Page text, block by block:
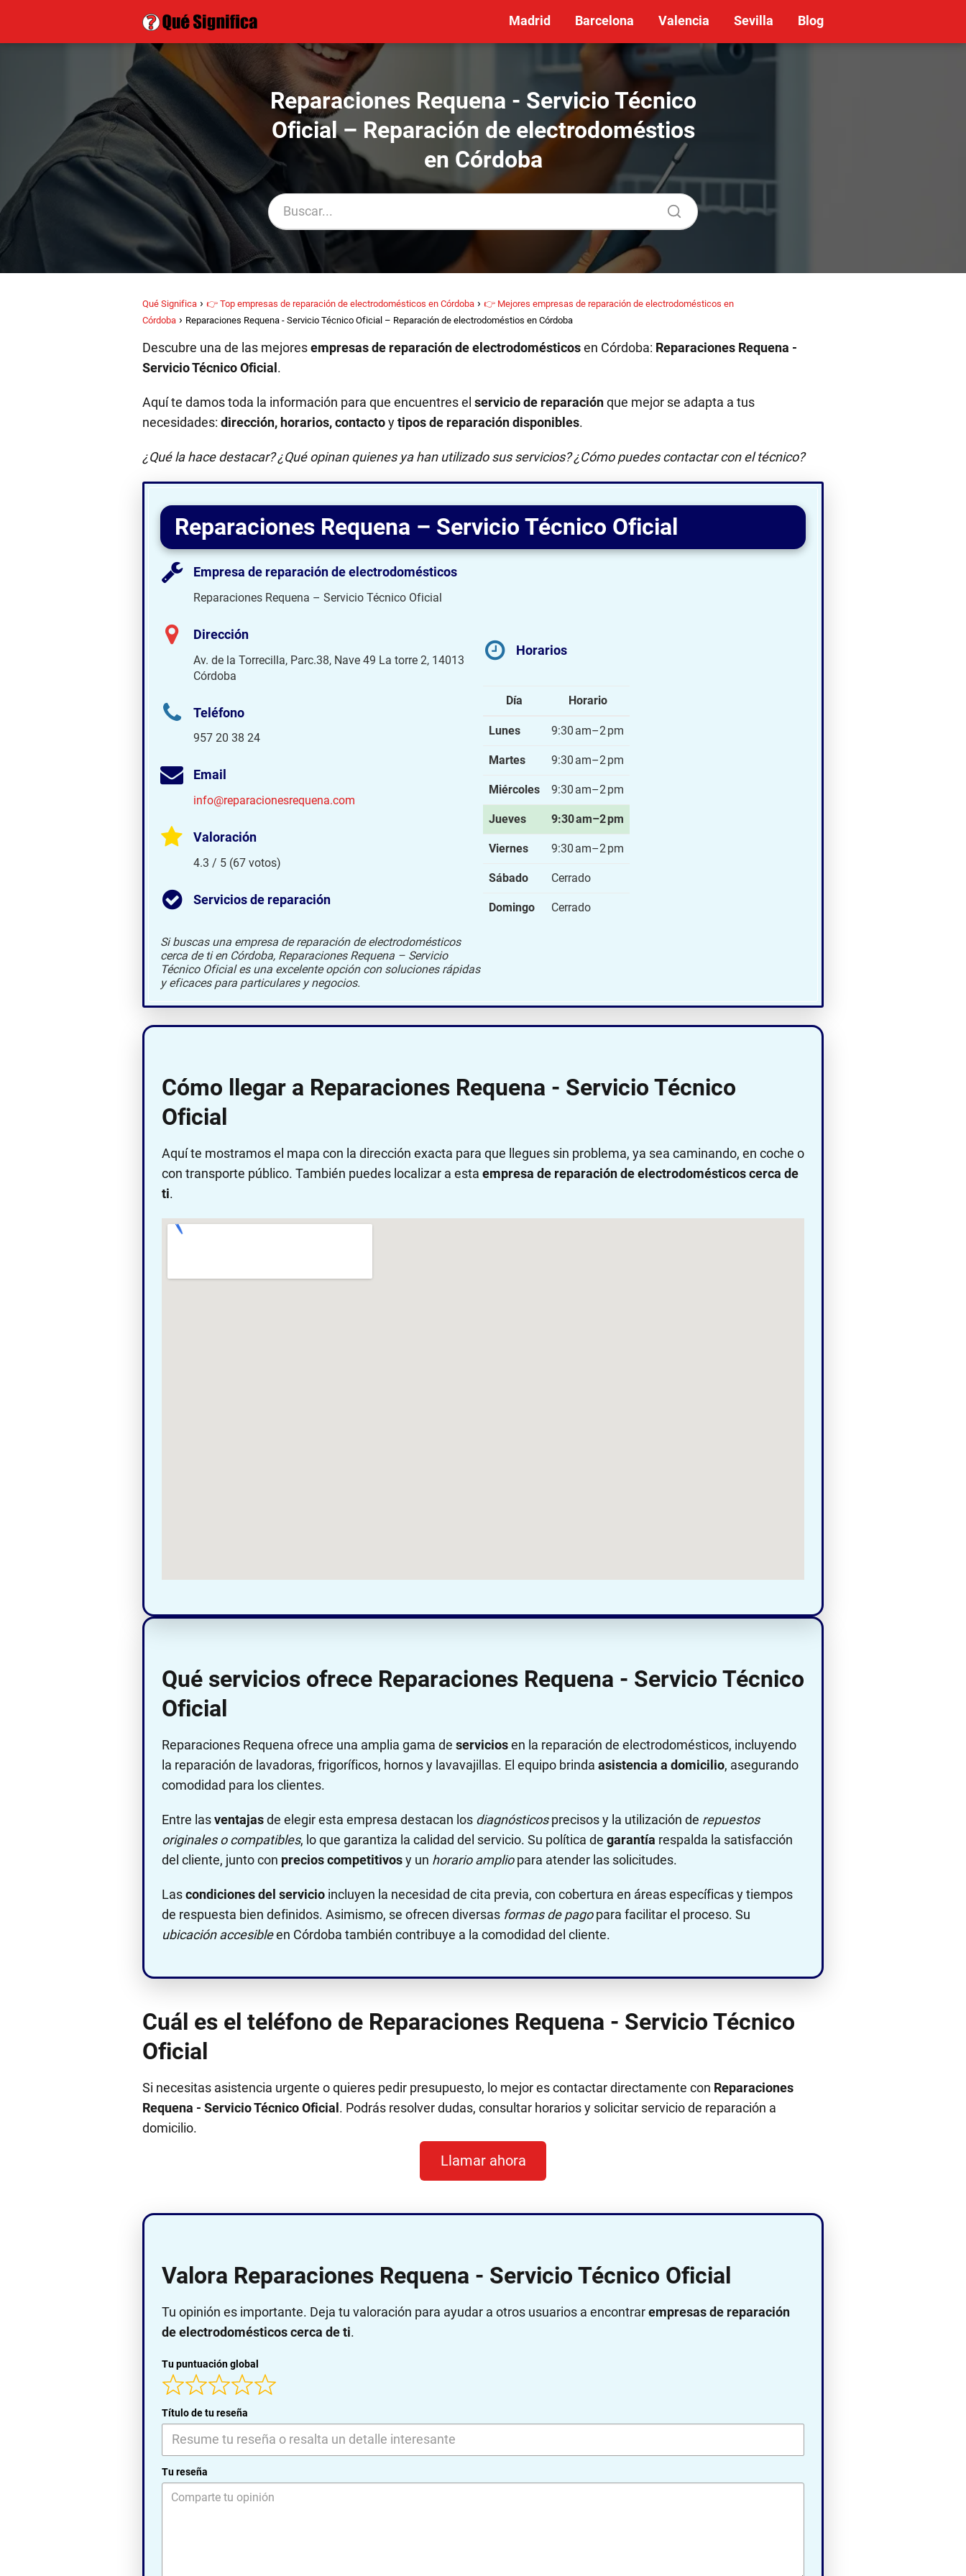
Madrid Barcelona Valencia Sevilla Blog
Reparaciones Requena - Servicio Técnico
Oficial – Reparación de electrodoméstios
en Córdoba
Qué Significa 👉 Top empresas de reparación de electrodomésticos en Córdoba
👉 Mejores empresas de reparación de electrodomésticos en
Córdoba
Reparaciones Requena - Servicio Técnico Oficial – Reparación de electrodoméstios en Córdoba
Descubre una de las mejoresempresas de reparación de electrodomésticosen Córdoba: Reparaciones Requena -
Servicio Técnico Oficial .
Aquí te damos toda la información para que encuentres el servicio de reparaciónque mejor se adapta a tus
necesidades: dirección, horarios, contactoytipos de reparación disponibles.
¿Qué la hace destacar? ¿Qué opinan quienes ya han utilizado sus servicios? ¿Cómo puedes contactar con el técnico?
Reparaciones Requena – Servicio Técnico Oficial
Empresa de reparación de electrodomésticos
Reparaciones Requena – Servicio Técnico Oficial
Dirección
Av. de la Torrecilla, Parc.38, Nave 49 La torre 2, 14013
Córdoba
Teléfono
957 20 38 24
Email
info@reparacionesrequena.com
Valoración
4.3 / 5 (67 votos)
Servicios de reparación
Si buscas una empresa de reparación de electrodomésticos
cerca de ti en Córdoba, Reparaciones Requena – Servicio
Técnico Oficial es una excelente opción con soluciones rápidas
y eficaces para particulares y negocios.
Horarios
Día Horario
Lunes 9:30 am–2 pm
Martes 9:30 am–2 pm
Miércoles 9:30 am–2 pm
Jueves 9:30 am–2 pm
Viernes 9:30 am–2 pm
Sábado Cerrado
Domingo Cerrado
Cómo llegar a Reparaciones Requena - Servicio Técnico
Oficial
Aquí te mostramos el mapa con la dirección exacta para que llegues sin problema, ya sea caminando, en coche o
con transporte público. También puedes localizar a esta empresa de reparación de electrodomésticos cerca de
ti.
Qué servicios ofrece Reparaciones Requena - Servicio Técnico
Oficial
Reparaciones Requena ofrece una amplia gama de serviciosen la reparación de electrodomésticos, incluyendo
la reparación de lavadoras, frigoríficos, hornos y lavavajillas. El equipo brinda asistencia a domicilio, asegurando
comodidad para los clientes.
Entre lasventajasde elegir esta empresa destacan los diagnósticosprecisos y la utilización de repuestos
originales o compatibles, lo que garantiza la calidad del servicio. Su política de garantía respalda la satisfacción
del cliente, junto con precios competitivosy un horario ampliopara atender las solicitudes.
Lascondiciones del servicio incluyen la necesidad de cita previa, con cobertura en áreas específicas y tiempos
de respuesta bien definidos. Asimismo, se ofrecen diversas formas de pagopara facilitar el proceso. Su
ubicación accesibleen Córdoba también contribuye a la comodidad del cliente.
Cuál es el teléfono de Reparaciones Requena - Servicio Técnico
Oficial
Si necesitas asistencia urgente o quieres pedir presupuesto, lo mejor es contactar directamente con Reparaciones
Requena - Servicio Técnico Oficial. Podrás resolver dudas, consultar horarios y solicitar servicio de reparación a
domicilio.
Llamar ahora
Valora Reparaciones Requena - Servicio Técnico Oficial
Tu opinión es importante. Deja tu valoración para ayudar a otros usuarios a encontrarempresas de reparación
de electrodomésticos cerca de ti.
Tu puntuación global
Título de tu reseña
Tu reseña